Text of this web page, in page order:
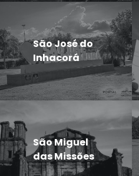
São José do
Inhacorá
São Miguel
das Missões